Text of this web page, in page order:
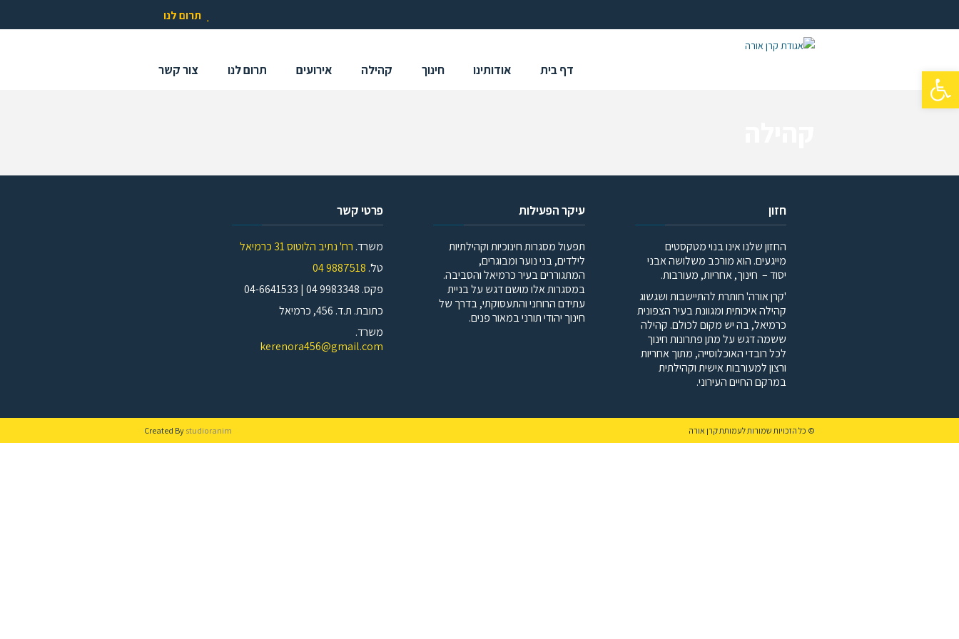
פתח סרגל נגישות
תרום לנו
דף בית אודותינו חינוך קהילה אירועים תרום לנו צור קשר
חזון
החזון שלנו אינו בנוי מטקסטים
מייגעים. הוא מורכב משלושה אבני
יסוד – חינוך, אחריות, מעורבות.
'קרן אורה' חותרת להתיישבות ושגשוג
קהילה איכותית ומגוונת בעיר הצפונית
כרמיאל, בה יש מקום לכולם. קהילה
ששמה דגש על מתן פתרונות חינוך
לכל רובדי האוכלוסייה, מתוך אחריות
ורצון למעורבות אישית וקהילתית
במרקם החיים העירוני.
עיקר הפעילות
תפעול מסגרות חינוכיות וקהילתיות
לילדים, בני נוער ומבוגרים,
המתגוררים בעיר כרמיאל והסביבה.
במסגרות אלו מושם דגש על בניית
עתידם הרוחני והתעסוקתי, בדרך של
חינוך יהודי תורני במאור פנים.
פרטי קשר
משרד. רח' נתיב הלוטוס 31 כרמיאל
טל'. 9887518 04
פקס. 9983348 04 | 04-6641533
כתובת. ת.ד. 456, כרמיאל
משרד.
kerenora456@gmail.com
© כל הזכויות שמורות לעמותת קרן אורה Created By studioranim